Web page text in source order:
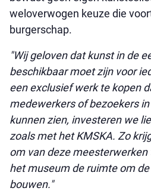
weloverwogen keuze die
burgerschap.
"Wij geloven dat kunst in de
beschikbaar moet zijn voor
een exclusief werk te kopen
medewerkers of bezoekers
kunnen zien, investeren we
zoals met het KMSKA. Zo
om van deze
het museum de ruimte om
bouwen."